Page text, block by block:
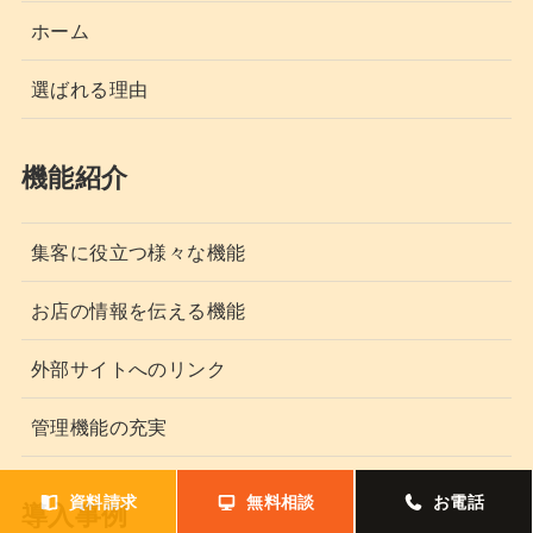
ホーム
選ばれる理由
機能紹介
集客に役立つ様々な機能
お店の情報を伝える機能
外部サイトへのリンク
管理機能の充実
導入事例
資料請求 無料相談 お電話